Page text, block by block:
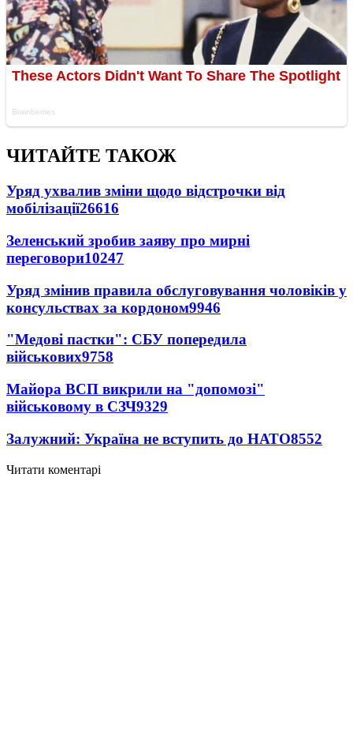
ЧИТАЙТЕ ТАКОЖ
Уряд ухвалив зміни щодо відстрочки від
мобілізації26616
Зеленський зробив заяву про мирні
переговори10247
Уряд змінив правила обслуговування чоловіків у
консульствах за кордоном9946
"Медові пастки": СБУ попередила
військових9758
Майора ВСП викрили на "допомозі"
військовому в СЗЧ9329
Залужний: Україна не вступить до НАТО8552
Читати коментарі